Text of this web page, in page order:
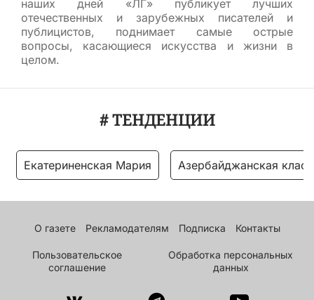
наших дней «ЛГ» публикует лучших
отечественных и зарубежных писателей и
публицистов, поднимает самые острые
вопросы, касающиеся искусства и жизни в
целом.
# ТЕНДЕНЦИИ
Екатериненская Мария Азербайджанская
О газете Рекламодателям Подписка Контакты
Пользовательское
соглашение
Обработка персональных
данных